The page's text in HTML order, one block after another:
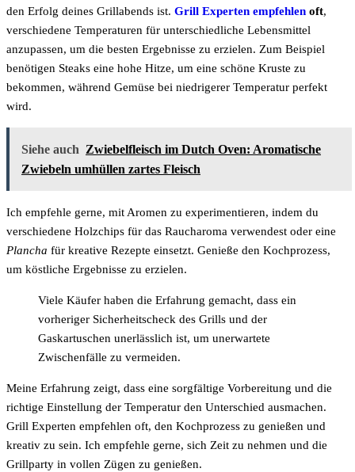
den Erfolg deines Grillabends ist. Grill Experten empfehlen oft,
verschiedene Temperaturen für unterschiedliche Lebensmittel
anzupassen, um die besten Ergebnisse zu erzielen. Zum Beispiel
benötigen Steaks eine hohe Hitze, um eine schöne Kruste zu
bekommen, während Gemüse bei niedrigerer Temperatur perfekt
wird.
Siehe auch Zwiebelfleisch im Dutch Oven: Aromatische
Zwiebeln umhüllen zartes Fleisch
Ich empfehle gerne, mit Aromen zu experimentieren, indem du
verschiedene Holzchips für das Raucharoma verwendest oder eine
Plancha für kreative Rezepte einsetzt. Genieße den Kochprozess,
um köstliche Ergebnisse zu erzielen.
Viele Käufer haben die Erfahrung gemacht, dass ein
vorheriger Sicherheitscheck des Grills und der
Gaskartuschen unerlässlich ist, um unerwartete
Zwischenfälle zu vermeiden.
Meine Erfahrung zeigt, dass eine sorgfältige Vorbereitung und die
richtige Einstellung der Temperatur den Unterschied ausmachen.
Grill Experten empfehlen oft, den Kochprozess zu genießen und
kreativ zu sein. Ich empfehle gerne, sich Zeit zu nehmen und die
Grillparty in vollen Zügen zu genießen.